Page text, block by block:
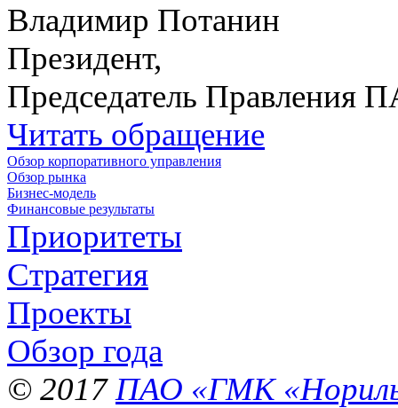
Владимир Потанин
Президент,
Председатель Правления
Читать обращение
Обзор корпоративного управления
Обзор рынка
Бизнес-модель
Финансовые результаты
Приоритеты
Стратегия
Проекты
Обзор года
© 2017 ПАО «ГМК